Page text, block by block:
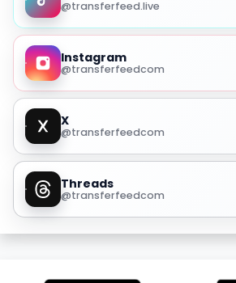
@transferfeed.live
Instagram
@transferfeedcom
X
@transferfeedcom
Threads
@transferfeedcom